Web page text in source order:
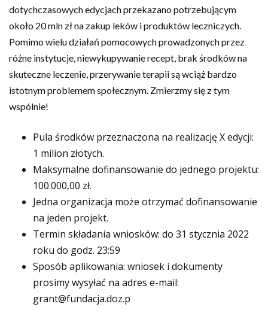
dotychczasowych edycjach przekazano potrzebującym
około 20 mln zł na zakup leków i produktów leczniczych.
Pomimo wielu działań pomocowych prowadzonych przez
różne instytucje, niewykupywanie recept, brak środków na
skuteczne leczenie, przerywanie terapii są wciąż bardzo
istotnym problemem społecznym. Zmierzmy się z tym
wspólnie!
Pula środków przeznaczona na realizację X edycji:
1 milion złotych.
Maksymalne dofinansowanie do jednego projektu:
100.000,00 zł.
Jedna organizacja może otrzymać dofinansowanie
na jeden projekt.
Termin składania wniosków: do 31 stycznia 2022
roku do godz. 23:59
Sposób aplikowania: wniosek i dokumenty
prosimy wysyłać na adres e-mail:
grant@fundacja.doz.p